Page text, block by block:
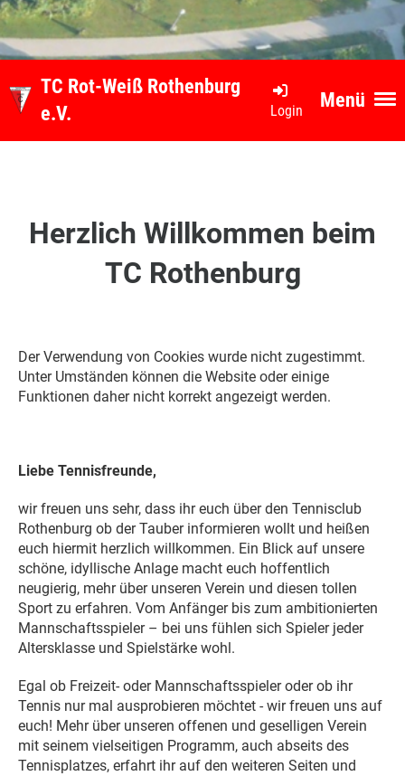
Menü
Login
TC Rot-Weiß Rothenburg
e.V.
Herzlich Willkommen beim
TC Rothenburg
Der Verwendung von Cookies wurde nicht zugestimmt.
Unter Umständen können die Website oder einige
Funktionen daher nicht korrekt angezeigt werden.
Liebe Tennisfreunde,
wir freuen uns sehr, dass ihr euch über den Tennisclub
Rothenburg ob der Tauber informieren wollt und heißen
euch hiermit herzlich willkommen. Ein Blick auf unsere
schöne, idyllische Anlage macht euch hoffentlich
neugierig, mehr über unseren Verein und diesen tollen
Sport zu erfahren. Vom Anfänger bis zum ambitionierten
Mannschaftsspieler – bei uns fühlen sich Spieler jeder
Altersklasse und Spielstärke wohl.
Egal ob Freizeit- oder Mannschaftsspieler oder ob ihr
Tennis nur mal ausprobieren möchtet - wir freuen uns auf
euch! Mehr über unseren offenen und geselligen Verein
mit seinem vielseitigen Programm, auch abseits des
Tennisplatzes, erfahrt ihr auf den weiteren Seiten und